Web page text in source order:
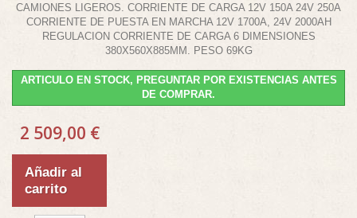
CAMIONES LIGEROS. CORRIENTE DE CARGA 12V 150A 24V 250A
CORRIENTE DE PUESTA EN MARCHA 12V 1700A, 24V 2000AH
REGULACION CORRIENTE DE CARGA 6 DIMENSIONES
380X560X885MM. PESO 69KG
ARTICULO EN STOCK, PREGUNTAR POR EXISTENCIAS ANTES
DE COMPRAR.
2 509,00 €
Añadir al
carrito